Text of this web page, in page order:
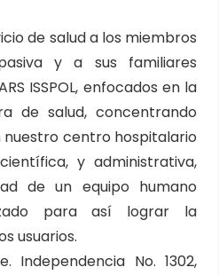
de salud a los miembros
y a sus familiares
ISSPOL, enfocados en la
de salud, concentrando
nuestro centro hospitalario
y administrativa,
de un equipo humano
para así lograr la
usuarios.
Independencia No. 1302,